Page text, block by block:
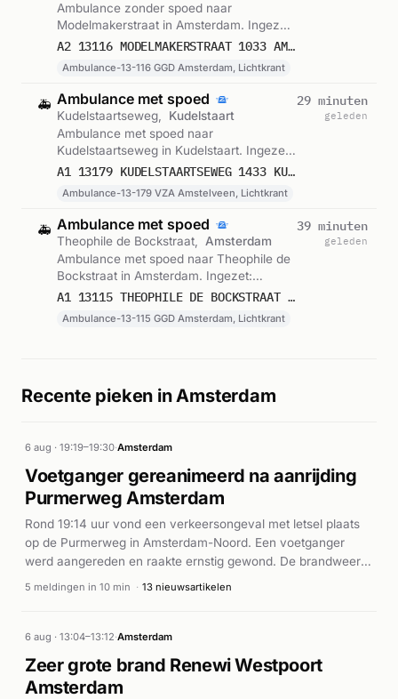
Ambulance zonder spoed naar
Modelmakerstraat in Amsterdam. Ingezet:
Ambulance-13-116 GGD Amsterdam,
A2 13116 MODELMAKERSTRAAT 1033 AMSTERDAM 75813
Ambulance-13-116 GGD Amsterdam, Lichtkrant
🚑 Ambulance met spoed
Kudelstaartseweg,
Kudelstaart
Ambulance met spoed naar
Kudelstaartseweg in Kudelstaart. Ingezet:
Ambulance-13-179 VZA Amstelveen,
A1 13179 KUDELSTAARTSEWEG 1433 KUDELSTAART 75810
Ambulance-13-179 VZA Amstelveen, Lichtkrant
29 minuten
geleden
🚑 Ambulance met spoed
Theophile de Bockstraat, Amsterdam
Ambulance met spoed naar Theophile de
Bockstraat in Amsterdam. Ingezet:
Ambulance-13-115 GGD Amsterdam,
A1 13115 THEOPHILE DE BOCKSTRAAT 1058 AMSTERDAM 75809
Ambulance-13-115 GGD Amsterdam, Lichtkrant
39 minuten
geleden
Recente pieken in Amsterdam
6 aug · 19:19–19:30·Amsterdam
Voetganger gereanimeerd na aanrijding
Purmerweg Amsterdam
Rond 19:14 uur vond een verkeersongeval met letsel plaats
op de Purmerweg in Amsterdam-Noord. Een voetganger
werd aangereden en raakte ernstig gewond. De brandweer
en ambulancediensten rukten met spoed uit en voerden ter
De traumahelikopter werd gealarmeerd voor ondersteuning
bij deze ernstige medische hulpverlening.
5 meldingen in 10 min · 13 nieuwsartikelen
6 aug · 13:04–13:12·Amsterdam
Zeer grote brand Renewi Westpoort
Amsterdam